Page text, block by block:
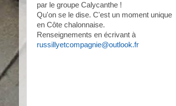
par le groupe Calycanthe !
Qu'on se le dise. C'est un moment unique
en Côte chalonnaise.
Renseignements en écrivant à
russillyetcompagnie@outlook.fr